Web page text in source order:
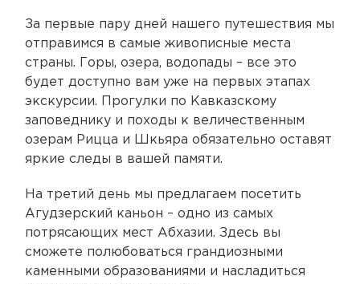
За первые пару дней нашего путешествия мы
отправимся в самые живописные места
страны. Горы, озера, водопады – все это
будет доступно вам уже на первых этапах
экскурсии. Прогулки по Кавказскому
заповеднику и походы к величественным
озерам Рицца и Шкьяра обязательно оставят
яркие следы в вашей памяти.
На третий день мы предлагаем посетить
Агудзерский каньон – одно из самых
потрясающих мест Абхазии. Здесь вы
сможете полюбоваться грандиозными
каменными образованиями и насладиться